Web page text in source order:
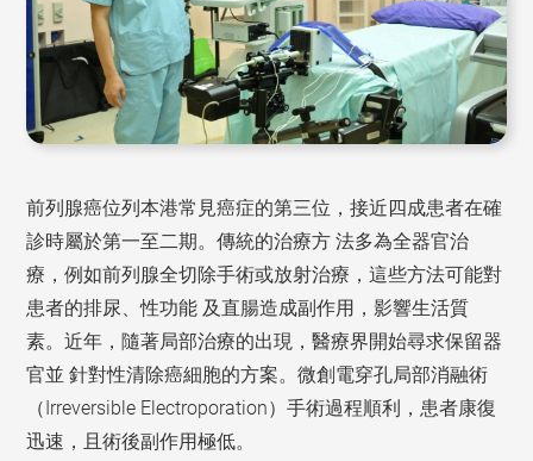
前列腺癌位列本港常見癌症的第三位，接近四成患者在確
診時屬於第一至二期。傳統的治療方 法多為全器官治
療，例如前列腺全切除手術或放射治療，這些方法可能對
患者的排尿、性功能 及直腸造成副作用，影響生活質
素。近年，隨著局部治療的出現，醫療界開始尋求保留器
官並 針對性清除癌細胞的方案。微創電穿孔局部消融術
（Irreversible Electroporation）手術過程順利，患者康復
迅速，且術後副作用極低。